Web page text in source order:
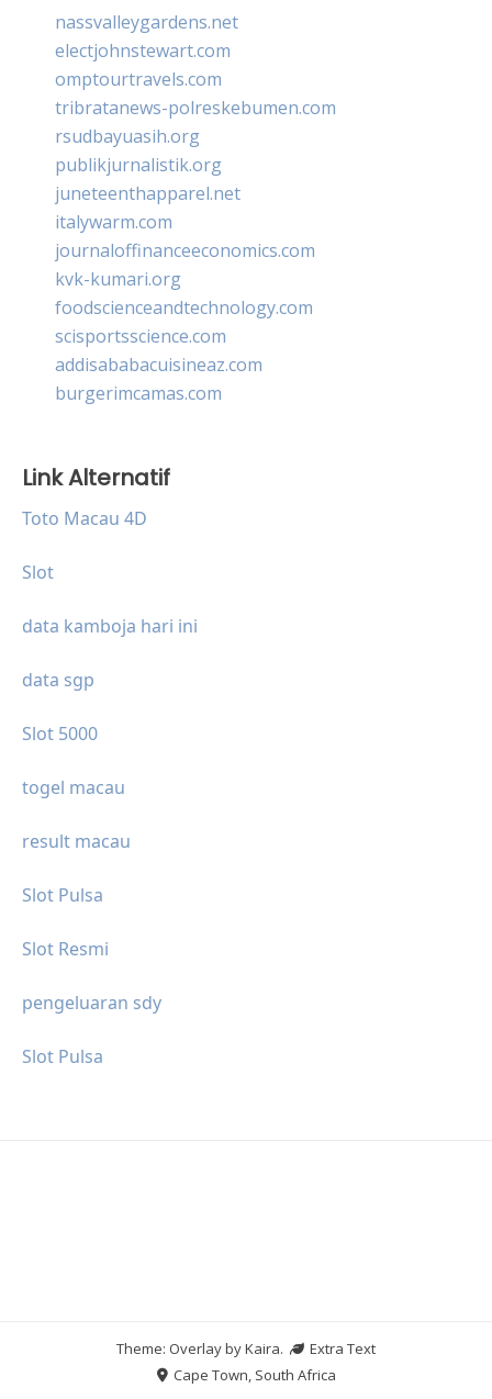
nassvalleygardens.net
electjohnstewart.com
omptourtravels.com
tribratanews-polreskebumen.com
rsudbayuasih.org
publikjurnalistik.org
juneteenthapparel.net
italywarm.com
journaloffinanceeconomics.com
kvk-kumari.org
foodscienceandtechnology.com
scisportsscience.com
addisababacuisineaz.com
burgerimcamas.com
Link Alternatif
Toto Macau 4D
Slot
data kamboja hari ini
data sgp
Slot 5000
togel macau
result macau
Slot Pulsa
Slot Resmi
pengeluaran sdy
Slot Pulsa
Theme: Overlay byKaira.
Extra Text
Cape Town, South Africa